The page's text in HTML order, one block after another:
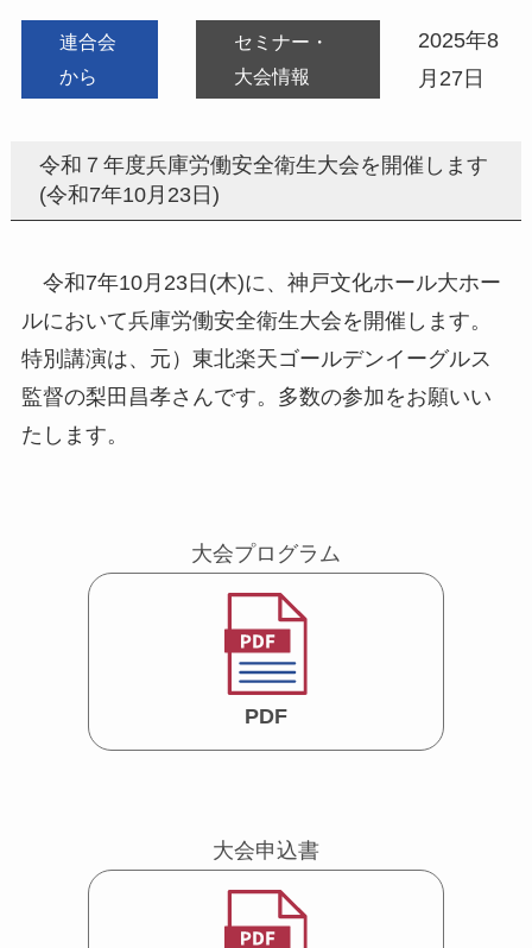
連合会
から
セミナー・
大会情報
2025年8
月27日
令和７年度兵庫労働安全衛生大会を開催します
(令和7年10月23日)
令和7年10月23日(木)に、神戸文化ホール大ホー
ルにおいて兵庫労働安全衛生大会を開催します。
特別講演は、元）東北楽天ゴールデンイーグルス
監督の梨田昌孝さんです。多数の参加をお願いい
たします。
大会プログラム
PDF
大会申込書